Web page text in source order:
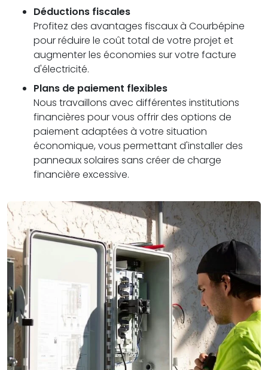
Déductions fiscales
Profitez des avantages fiscaux à Courbépine
pour réduire le coût total de votre projet et
augmenter les économies sur votre facture
d'électricité.
Plans de paiement flexibles
Nous travaillons avec différentes institutions
financières pour vous offrir des options de
paiement adaptées à votre situation
économique, vous permettant d'installer des
panneaux solaires sans créer de charge
financière excessive.